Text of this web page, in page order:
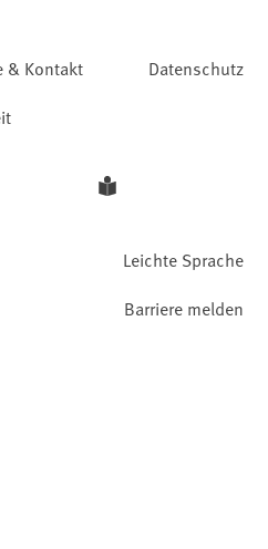
& Kontakt
Datenschutz
Leichte Sprache
Barriere melden